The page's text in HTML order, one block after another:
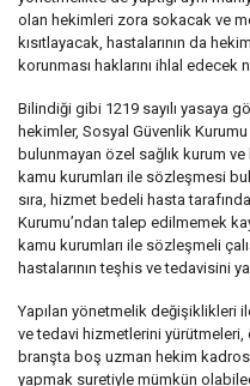
olan hekimleri zora sokacak ve
kısıtlayacak, hastalarının da
korunması haklarını ihlal edecek
Bilindiği gibi 1219 sayılı yasaya
hekimler, Sosyal Güvenlik
bulunmayan özel sağlık kurum
kamu kurumları ile sözleşmesi
sıra, hizmet bedeli hasta
Kurumu’ndan talep edilmemek
kamu kurumları ile sözleşmeli
hastalarının teşhis ve tedavisini
Yapılan yönetmelik değişiklikleri
ve tedavi hizmetlerini
branşta boş uzman hekim
yapmak suretiyle mümkün